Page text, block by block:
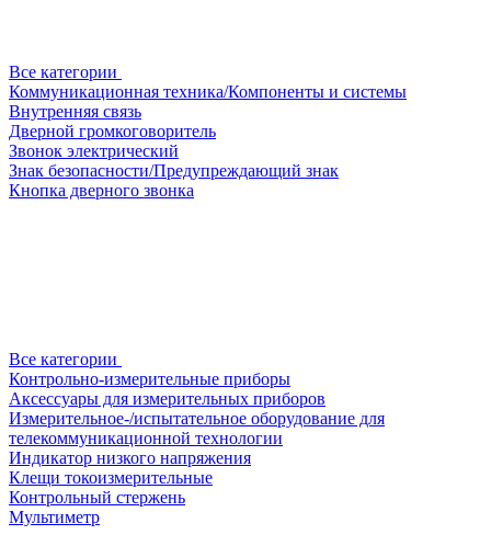
Все категории
Коммуникационная техника/Компоненты и системы
Внутренняя связь
Дверной громкоговоритель
Звонок электрический
Знак безопасности/Предупреждающий знак
Кнопка дверного звонка
Все категории
Контрольно-измерительные приборы
Аксессуары для измерительных приборов
Измерительное-/испытательное оборудование для
телекоммуникационной технологии
Индикатор низкого напряжения
Клещи токоизмерительные
Контрольный стержень
Мультиметр